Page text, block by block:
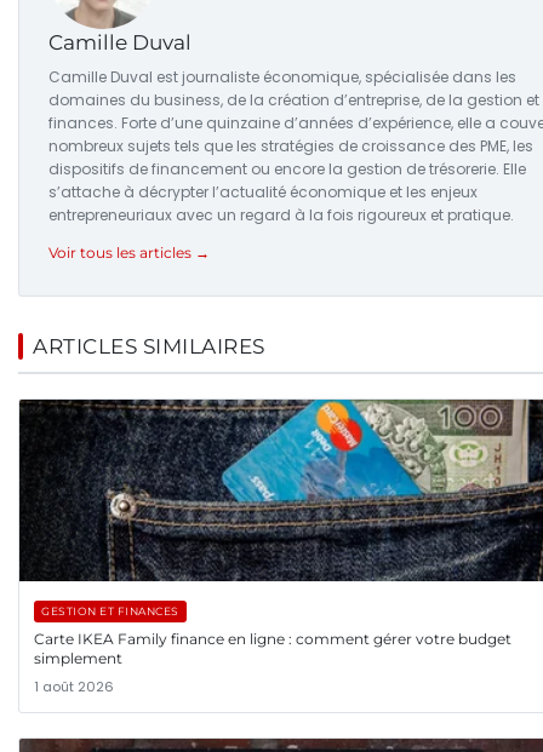
Camille Duval
Camille Duval est journaliste économique, spécialisée dans les
domaines du business, de la création d’entreprise, de la gestion
finances. Forte d’une quinzaine d’années d’expérience, elle a
nombreux sujets tels que les stratégies de croissance des PME, les
dispositifs de financement ou encore la gestion de trésorerie. Elle
s’attache à décrypter l’actualité économique et les enjeux
entrepreneuriaux avec un regard à la fois rigoureux et pratique.
Voir tous les articles →
ARTICLES SIMILAIRES
GESTION ET FINANCES
Carte IKEA Family finance en ligne : comment gérer votre budget
simplement
1 août 2026